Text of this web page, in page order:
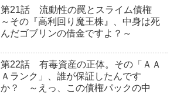
第21話 流動性の罠とスライム債権
～その『高利回り魔王株』、中身は死
んだゴブリンの借金ですよ？～
第22話 有毒資産の正体。その「ＡＡ
Ａランク」、誰が保証したんです
か？ ～えっ、この債権パックの中